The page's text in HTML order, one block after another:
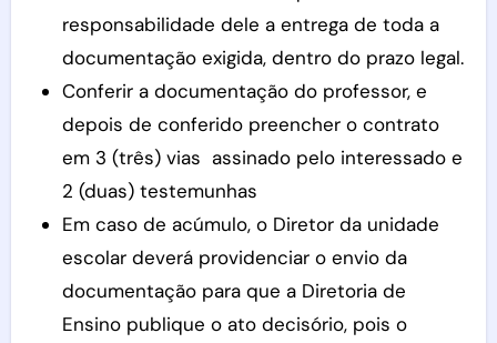
responsabilidade dele a entrega de toda a
documentação exigida, dentro do prazo legal.
Conferir a documentação do professor, e
depois de conferido preencher o contrato
em 3 (três) vias assinado pelo interessado e
2 (duas) testemunhas
Em caso de acúmulo, o Diretor da unidade
escolar deverá providenciar o envio da
documentação para que a Diretoria de
Ensino publique o ato decisório, pois o